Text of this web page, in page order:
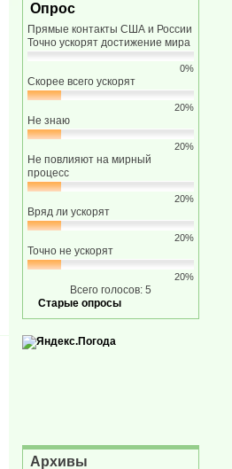
Опрос
Прямые контакты США и России
Точно ускорят достижение мира
0%
Скорее всего ускорят
20%
Не знаю
20%
Не повлияют на мирный
процесс
20%
Вряд ли ускорят
20%
Точно не ускорят
20%
Всего голосов: 5
Старые опросы
Архивы